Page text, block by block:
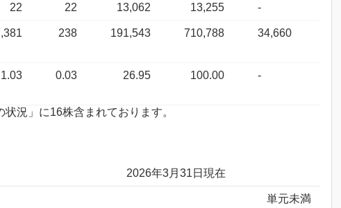
22 22 13,062 13,255 -
238 191,543 710,788 34,660
1.03 0.03 26.95 100.00 -
況」に16株含まれております。
2026年3月31日現在
単元未満